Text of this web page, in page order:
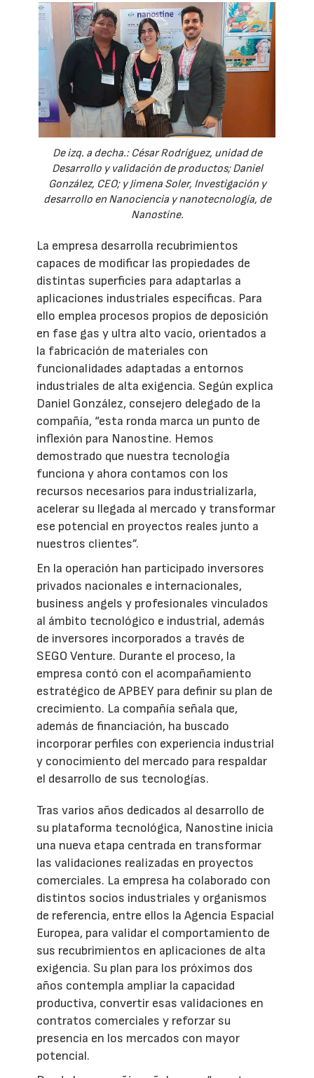
De izq. a decha.: César Rodríguez, unidad de
Desarrollo y validación de productos; Daniel
González, CEO; y Jimena Soler, Investigación y
desarrollo en Nanociencia y nanotecnología, de
Nanostine.
La empresa desarrolla recubrimientos
capaces de modificar las propiedades de
distintas superficies para adaptarlas a
aplicaciones industriales específicas. Para
ello emplea procesos propios de deposición
en fase gas y ultra alto vacío, orientados a
la fabricación de materiales con
funcionalidades adaptadas a entornos
industriales de alta exigencia. Según explica
Daniel González, consejero delegado de la
compañía, “esta ronda marca un punto de
inflexión para Nanostine. Hemos
demostrado que nuestra tecnología
funciona y ahora contamos con los
recursos necesarios para industrializarla,
acelerar su llegada al mercado y transformar
ese potencial en proyectos reales junto a
nuestros clientes”.
En la operación han participado inversores
privados nacionales e internacionales,
business angels y profesionales vinculados
al ámbito tecnológico e industrial, además
de inversores incorporados a través de
SEGO Venture. Durante el proceso, la
empresa contó con el acompañamiento
estratégico de APBEY para definir su plan de
crecimiento. La compañía señala que,
además de financiación, ha buscado
incorporar perfiles con experiencia industrial
y conocimiento del mercado para respaldar
el desarrollo de sus tecnologías.
Tras varios años dedicados al desarrollo de
su plataforma tecnológica, Nanostine inicia
una nueva etapa centrada en transformar
las validaciones realizadas en proyectos
comerciales. La empresa ha colaborado con
distintos socios industriales y organismos
de referencia, entre ellos la Agencia Espacial
Europea, para validar el comportamiento de
sus recubrimientos en aplicaciones de alta
exigencia. Su plan para los próximos dos
años contempla ampliar la capacidad
productiva, convertir esas validaciones en
contratos comerciales y reforzar su
presencia en los mercados con mayor
potencial.